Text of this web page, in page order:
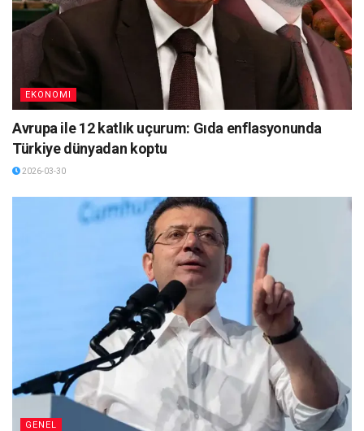
EKONOMI
Avrupa ile 12 katlık uçurum: Gıda enflasyonunda
Türkiye dünyadan koptu
2026-03-30
GENEL